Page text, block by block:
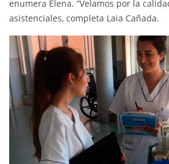
enumera Elena. “Velamos por la
asistenciales, completa Laia Cañada.